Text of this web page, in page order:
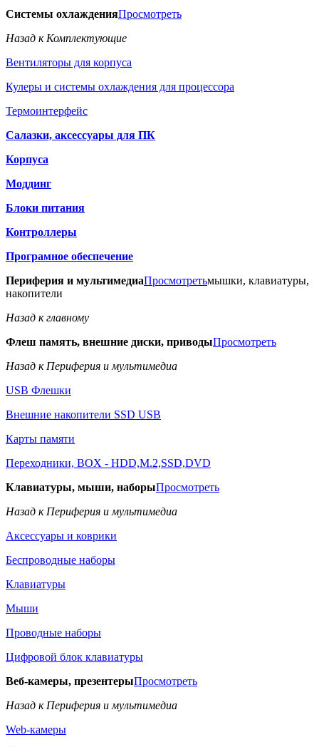
Системы охлажденияПросмотреть
Назад к Комплектующие
Вентиляторы для корпуса
Кулеры и системы охлаждения для процессора
Термоинтерфейс
Салазки, аксессуары для ПК
Корпуса
Моддинг
Блоки питания
Контроллеры
Програмное обеспечение
Периферия и мультимедиаПросмотретьмышки, клавиатуры,
накопители
Назад к главному
Флеш память, внешние диски, приводыПросмотреть
Назад к Периферия и мультимедиа
USB Флешки
Внешние накопители SSD USB
Карты памяти
Переходники, BOX - HDD,M.2,SSD,DVD
Клавиатуры, мыши, наборыПросмотреть
Назад к Периферия и мультимедиа
Аксессуары и коврики
Беспроводные наборы
Клавиатуры
Мыши
Проводные наборы
Цифровой блок клавиатуры
Веб-камеры, презентерыПросмотреть
Назад к Периферия и мультимедиа
Web-камеры